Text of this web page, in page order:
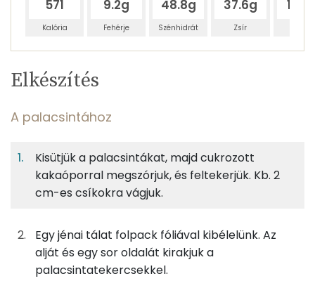
571
Kalória
9.2g
Fehérje
48.8g
Szénhidrát
37.6g
Zsír
Egy
adagban
8%
A palacsintához
14g tojás
17 kcal
3g vaníliás cukor
TÁPANYAGTARTALOM
8%
Fehérje
43%
Szénhidrát
33%
17%
Kálcium
Nátrium
Elkészítés
A palacsintához
Kisütjük a palacsintákat, majd cukrozott
kakaóporral megszórjuk, és feltekerjük. Kb. 2
cm-es csíkokra vágjuk.
Egy jénai tálat folpack fóliával kibélelünk. Az
alját és egy sor oldalát kirakjuk a
palacsintatekercsekkel.